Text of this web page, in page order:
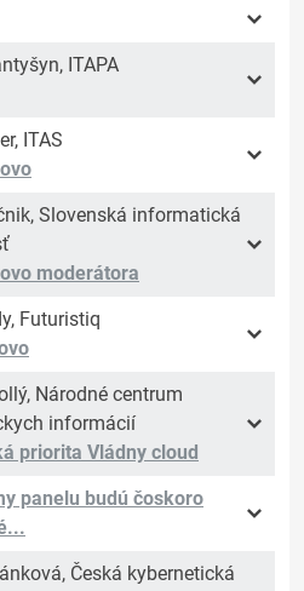
ITAPA
ITAS
Slovenská informatická
moderátora
Futuristiq
Národné centrum
informácií
priorita Vládny cloud
panelu budú čoskoro
Česká kybernetická